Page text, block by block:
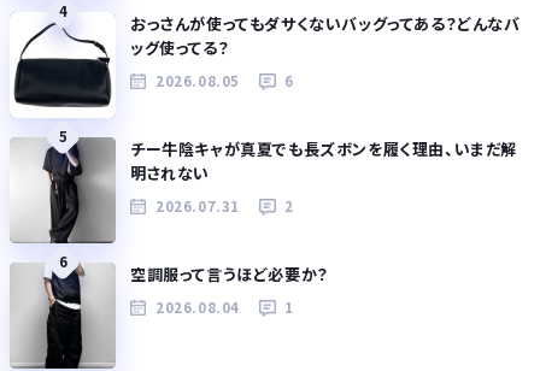
4
おっさんが使ってもダサくないバッグってある？どんなバ
ッグ使ってる？
2026.08.05 6
5
チー牛陰キャが真夏でも長ズボンを履く理由、いまだ解
明されない
2026.07.31 2
6
空調服って言うほど必要か？
2026.08.04 1